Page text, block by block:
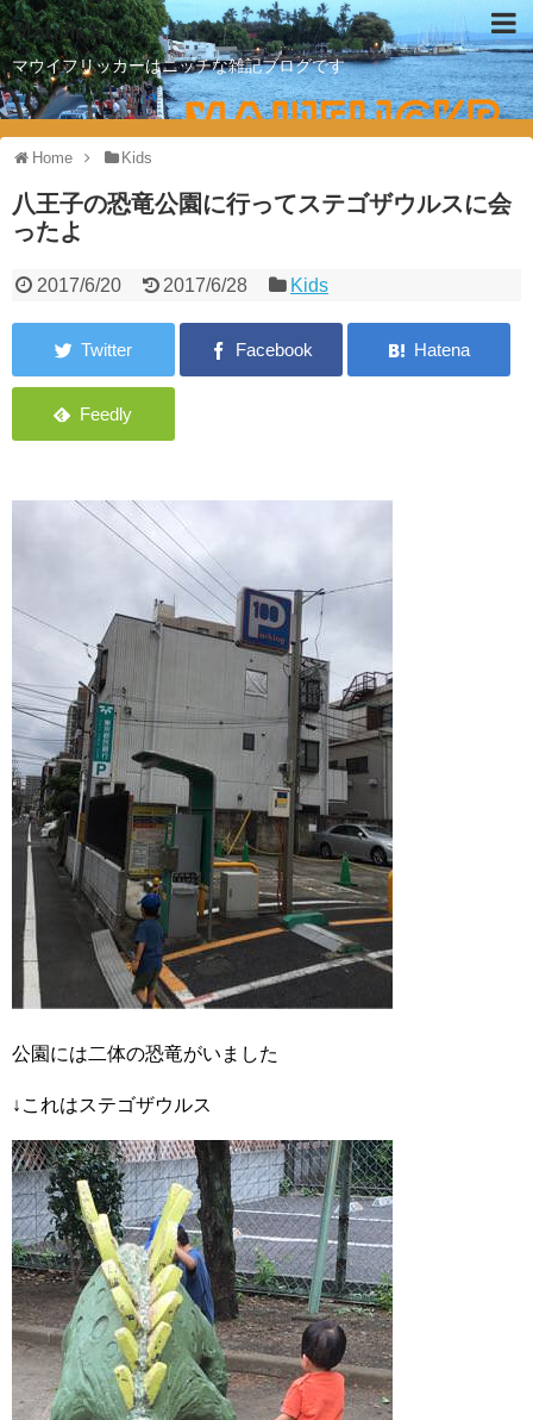
Mauiflickr
マウイフリッカーはニッチな雑記ブログです
Home Kids
八王子の恐竜公園に行ってステゴザウルスに会
ったよ
2017/6/20 2017/6/28 Kids
公園には二体の恐竜がいました
↓これはステゴザウルス